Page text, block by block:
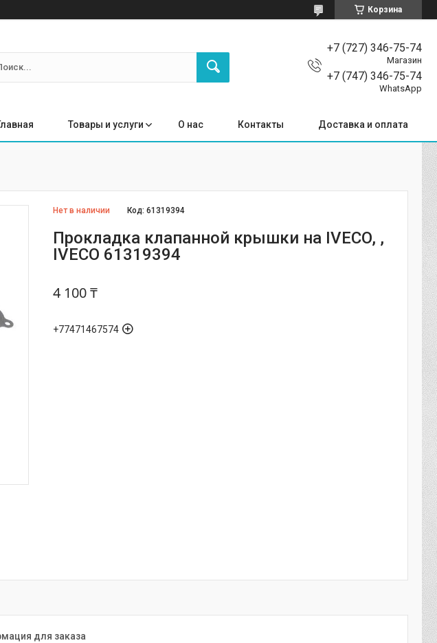
Корзина
+7 (727) 346-75-74
Магазин
+7 (747) 346-75-74
WhatsApp
Товары и услуги О нас Контакты Доставка и оплата
Нет в наличии Код:61319394
Прокладка клапанной крышки на IVECO, ,
IVECO 61319394
4 100 ₸
+77471467574
для заказа